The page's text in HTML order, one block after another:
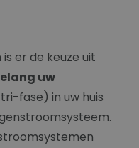
er de keuze uit
uw
fase) in uw huis